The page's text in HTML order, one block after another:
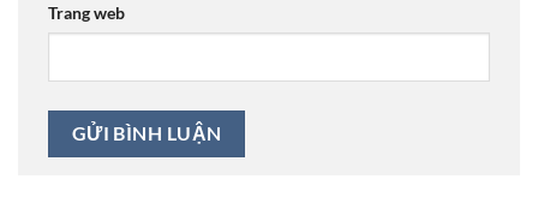
Trang web